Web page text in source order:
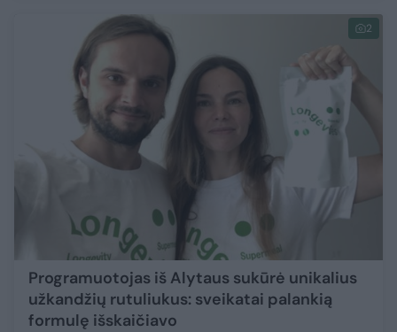
2
Programuotojas iš Alytaus sukūrė unikalius
užkandžių rutuliukus: sveikatai palankią
formulę išskaičiavo